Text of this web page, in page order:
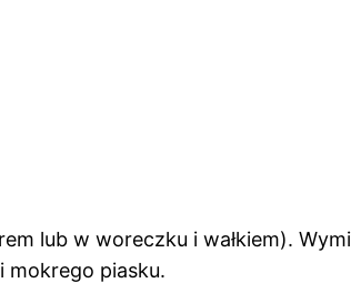
lub w woreczku i wałkiem).
mokrego piasku.